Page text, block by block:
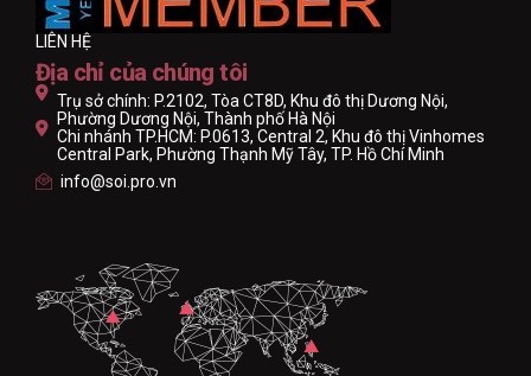
LIÊN HỆ
Địa chỉ của chúng tôi
Trụ sở chính: P.2102, Tòa CT8D, Khu đô thị Dương Nội,
Phường Dương Nội, Thành phố Hà Nội
Chi nhánh TP.HCM: P.0613, Central 2, Khu đô thị Vinhomes
Central Park, Phường Thạnh Mỹ Tây, TP. Hồ Chí Minh
info@soi.pro.vn